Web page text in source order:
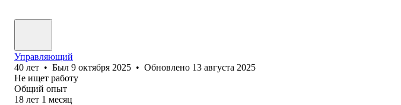
Управляющий
40 лет • Был 9 октября 2025 • Обновлено 13 августа 2025
Не ищет работу
Общий опыт
18 лет 1 месяц